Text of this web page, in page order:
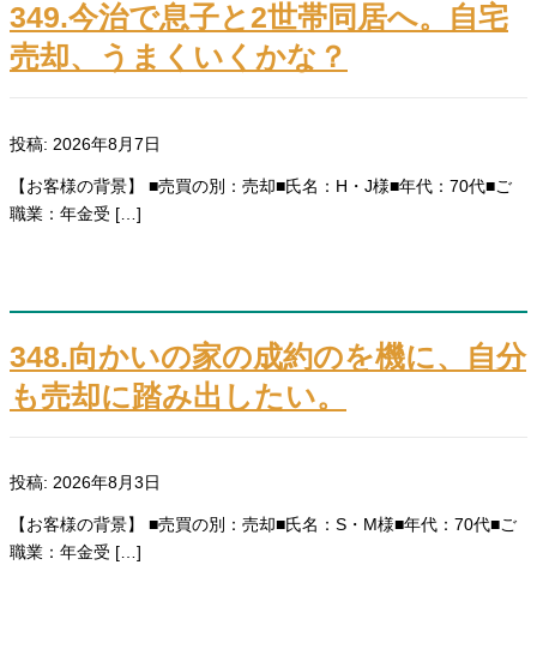
349.今治で息子と2世帯同居へ。自宅
売却、うまくいくかな？
投稿: 2026年8月7日
【お客様の背景】 ■売買の別：売却■氏名：H・J様■年代：70代■ご
職業：年金受 […]
348.向かいの家の成約のを機に、自分
も売却に踏み出したい。
投稿: 2026年8月3日
【お客様の背景】 ■売買の別：売却■氏名：S・M様■年代：70代■ご
職業：年金受 […]